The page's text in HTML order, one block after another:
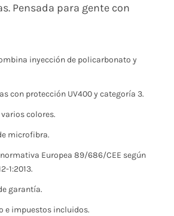
Pensada para gente con
inyección de policarbonato y
con protección UV400 y categoría 3.
colores.
microfibra.
Europea 89/686/CEE según
1:2013.
garantía.
e impuestos incluidos.